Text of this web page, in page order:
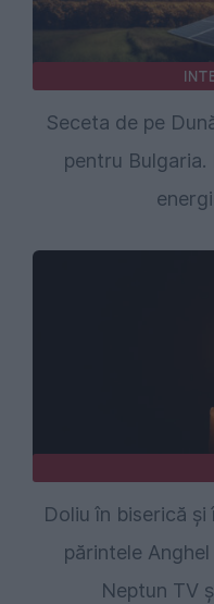
Seceta de pe
pentru Bulgaria.
Doliu în biserică
părintele
Neptun TV